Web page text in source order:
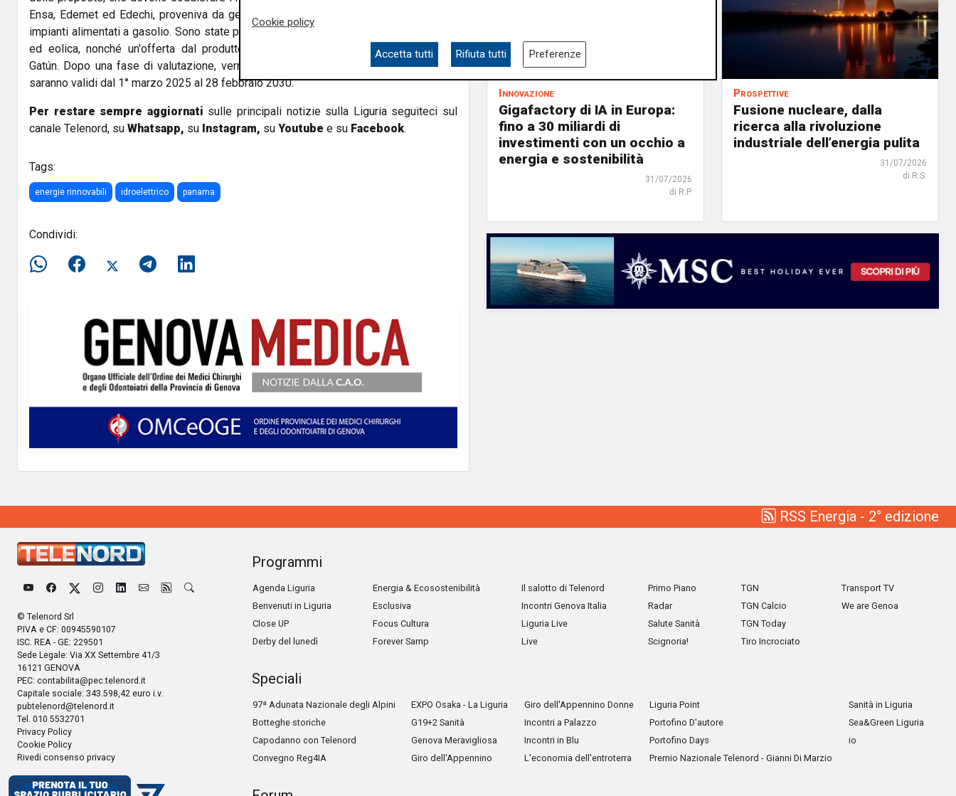
Ensa, Edemet ed Edechi, proveniva da generatori idroelettrici seguiti da operatori di
impianti alimentati a gasolio. Sono state presentate anche offerte per l'energia solare
ed eolica, nonché un'offerta dal produttore di energia a gas naturale Generadora
Gatún. Dopo una fase di valutazione, verranno stipulati gli accordi relativi; i contratti
saranno validi dal 1° marzo 2025 al 28 febbraio 2030.
Per restare sempre aggiornati sulle principali notizie sulla Liguria seguiteci sul
canale Telenord, su Whatsapp, su Instagram, su Youtube e su Facebook.
Tags:
energie rinnovabili idroelettrico panama
Condividi:
Innovazione
Gigafactory di IA in Europa:
fino a 30 miliardi di
investimenti con un occhio a
energia e sostenibilità
31/07/2026
di R.P.
Prospettive
Fusione nucleare, dalla
ricerca alla rivoluzione
industriale dell’energia pulita
31/07/2026
di R.S.
RSS Energia - 2° edizione
© Telenord Srl
P.IVA e CF: 00945590107
ISC. REA - GE: 229501
Sede Legale: Via XX Settembre 41/3
16121 GENOVA
PEC: contabilita@pec.telenord.it
Capitale sociale: 343.598,42 euro i.v.
pubtelenord@telenord.it
Tel. 010 5532701
Privacy Policy
Cookie Policy
Rivedi consenso privacy
Programmi
Agenda Liguria
Benvenuti in Liguria
Close UP
Derby del lunedì
Energia & Ecosostenibilità
Esclusiva
Focus Cultura
Forever Samp
Il salotto di Telenord
Incontri Genova Italia
Liguria Live
Live
Primo Piano
Radar
Salute Sanità
Scignoria!
TGN
TGN Calcio
TGN Today
Tiro Incrociato
Transport TV
We are Genoa
Speciali
97ª Adunata Nazionale degli Alpini
Botteghe storiche
Capodanno con Telenord
Convegno Reg4IA
EXPO Osaka - La Liguria
G19+2 Sanità
Genova Meravigliosa
Giro dell'Appennino
Giro dell'Appennino Donne
Incontri a Palazzo
Incontri in Blu
L'economia dell'entroterra
Liguria Point
Portofino D'autore
Portofino Days
Premio Nazionale Telenord - Gianni Di Marzio
Sanità in Liguria
Sea&Green Liguria
io
Cookie policy
Accetta tutti Rifiuta tutti Preferenze